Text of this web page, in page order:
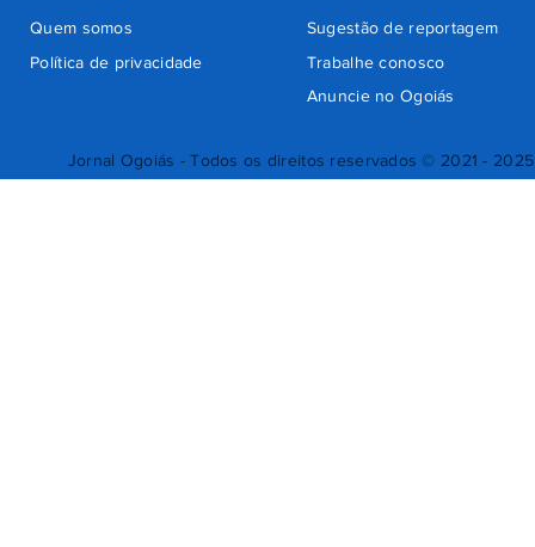
Jornal Ogoiás - Todos os direitos reservados © 2021 - 2025
Quem somos
Sugestão de reportagem
Trabalhe conosco
Política de privacidade
Anuncie no Ogoiás